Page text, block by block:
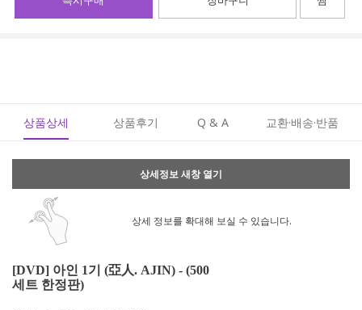
상품상세 상품후기 Q & A 교환·배송·반품
상세정보 새창 열기
상세 정보를 확대해 보실 수 있습니다.
[DVD] 아인 1기 (亞人. AJIN) - (500
세트 한정판)